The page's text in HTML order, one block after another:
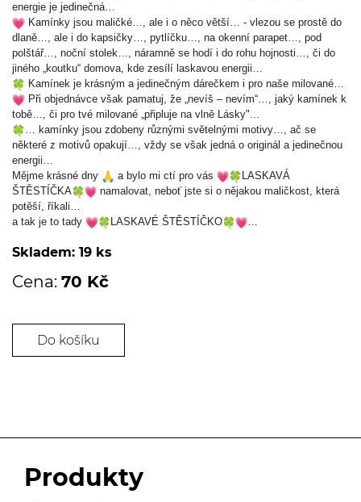
energie je jedinečná…
Kamínky jsou maličké…, ale i o něco větší… - vlezou se prostě do
dlaně…, ale i do kapsičky…, pytlíčku…, na okenní parapet…, pod
polštář…, noční stolek…, náramně se hodí i do rohu hojnosti…, či do
jiného „koutku“ domova, kde zesílí laskavou energii…
Kamínek je krásným a jedinečným dárečkem i pro naše milované…
Při objednávce však pamatuj, že „nevíš – nevím“…, jaký kamínek k
tobě…, či pro tvé milované „připluje na vlně Lásky"...
… kamínky jsou zdobeny různými světelnými motivy…, ač se
některé z motivů opakují…, vždy se však jedná o originál a jedinečnou
energii…
Mějme krásné dny
a bylo mi ctí pro vás
LASKAVÁ
ŠTĚSTÍČKA
namalovat, neboť jste si o nějakou maličkost, která
potěší, říkali…
a tak je to tady
LASKAVÉ ŠTĚSTÍČKO …
Skladem: 19 ks
Cena: 70 Kč
Do košíku
Produkty